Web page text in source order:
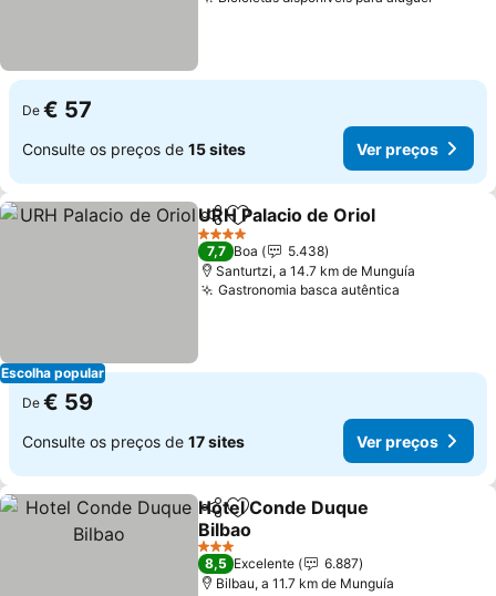
De € 57
Consulte os preços de 15 sites Ver preços
Escolha popular
PartilharAdicionar aos favoritos
URH Palacio de Oriol
4 Estrelas
7,7 Boa
5.438
Santurtzi, a 14.7 km de Munguía
Gastronomia basca autêntica
De € 59
Consulte os preços de 17 sites Ver preços
PartilharAdicionar aos favoritos
Hotel Conde Duque
Bilbao
Ver preços
3 Estrelas
8,5 Excelente
6.887
Bilbau, a 11.7 km de Munguía